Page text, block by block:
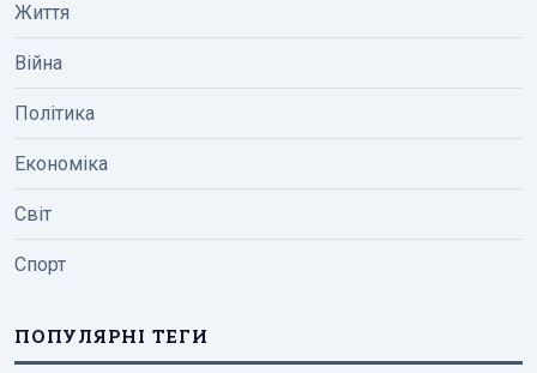
Життя
Війна
Політика
Економіка
Світ
Спорт
ПОПУЛЯРНІ ТЕГИ